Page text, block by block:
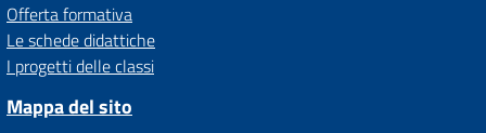
Offerta formativa
Le schede didattiche
I progetti delle classi
Mappa del sito